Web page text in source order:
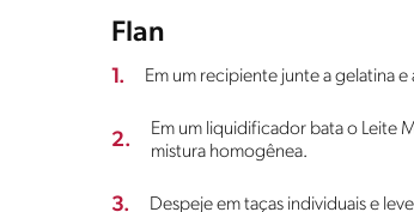
Flan
1. Em um recipiente junte a gelatina
2.
Em um liquidificador bata o Leite
mistura homogênea.
3. Despeje em taças individuais e